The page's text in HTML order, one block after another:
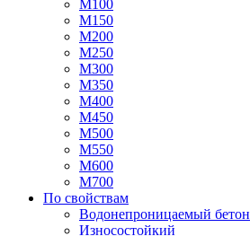
М100
М150
М200
М250
М300
М350
М400
М450
М500
М550
М600
М700
По свойствам
Водонепроницаемый бетон
Износостойкий